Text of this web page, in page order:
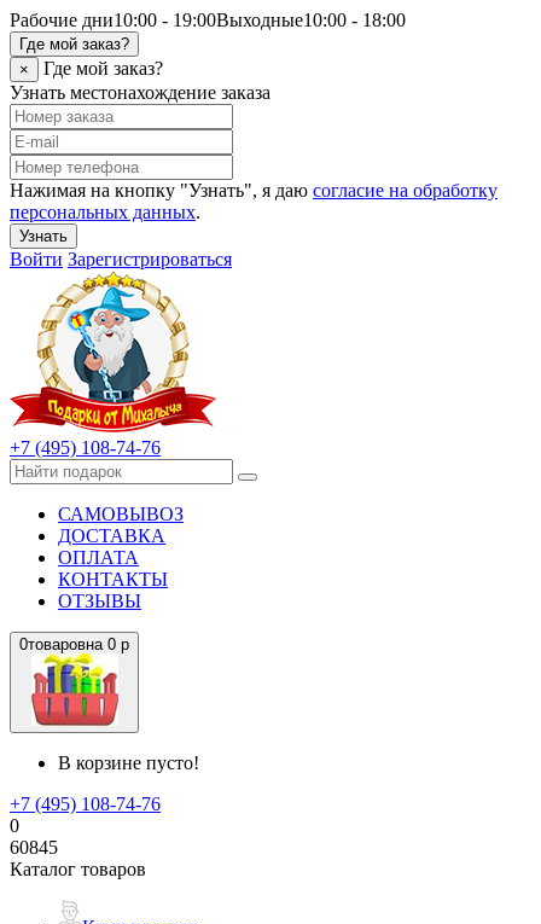
Рабочие дни10:00 - 19:00Выходные10:00 - 18:00
Где мой заказ?
×
Где мой заказ?
Узнать местонахождение заказа
Нажимая на кнопку "Узнать", я даю согласие на обработку
персональных данных.
Узнать
Войти Зарегистрироваться
+7 (495) 108-74-76
САМОВЫВОЗ
ДОСТАВКА
ОПЛАТА
КОНТАКТЫ
ОТЗЫВЫ
0товаровна 0 р
В корзине пусто!
+7 (495) 108-74-76
0
60845
Каталог товаров